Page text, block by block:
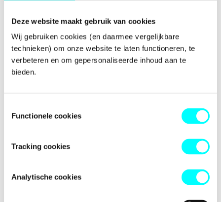
Deze website maakt gebruik van cookies
Wij gebruiken cookies (en daarmee vergelijkbare
technieken) om onze website te laten functioneren, te
verbeteren en om gepersonaliseerde inhoud aan te
bieden.
Functionele cookies
Tracking cookies
Analytische cookies
-side exception has occurred while
browser consolefor